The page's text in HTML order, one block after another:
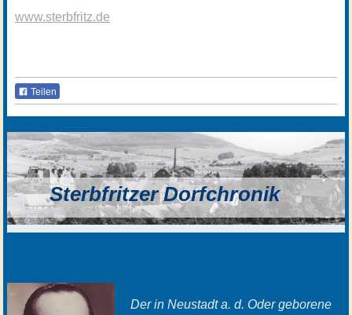
www.sterbfritz.de
Teilen
Sterbfritzer Dorfchronik
Der in Neustadt a. d. Oder geborene